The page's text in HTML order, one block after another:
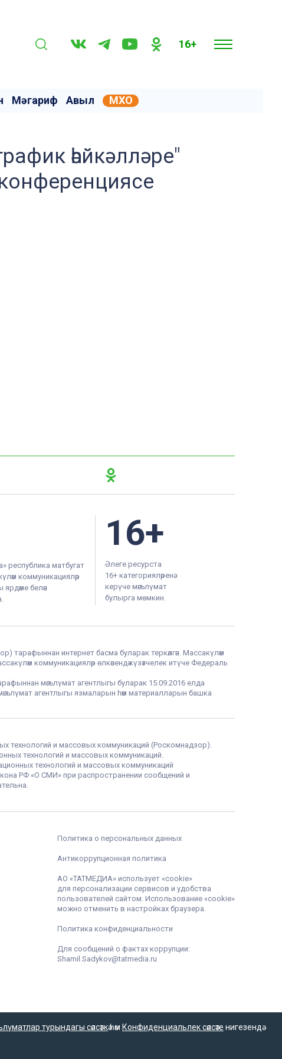
16+
Мәгариф Авыл МХО
һәйкәлләре"
республика матбугат
коммуникацияләр
ярдәме белән
16+
Әлеге ресурста
16+ категорияләренә
керүче мәгълүмат
булырга мөмкин.
тарафыннан интернет басма буларак теркәлгән. Массакүләм
коммуникацияләр өлкәсендә күзәтчелек итүче Федераль
мәгълүмат агентлыгы буларак 15.09.2016 елда
агентлыгы язмаларын һәм материалларын башка
технологий и массовых коммуникаций (Роскомнадзор).
технологий и массовых коммуникаций.
технологий и массовых коммуникаций
РФ «О СМИ» при распространении сообщений и
Политика о персональных данных
Антикоррупционная политика
АО «ТАТМЕДИА» использует «cookie»
для персонализации сервисов и удобства
пользователей сайтом. Использование «cookie»
можно отменить в настройках браузера.
Политика конфиденциальности
Для сообщений о фактах коррупции:
Shamil.Sadykov@tatmedia.ru
турындагы сәясәткәһәм Конфиденциальлек сәясәте нигезендә